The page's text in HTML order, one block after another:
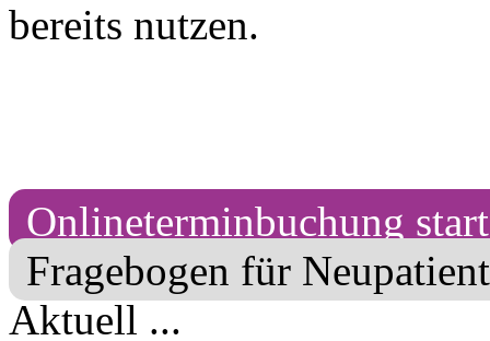
bereits nutzen.
Onlineterminbuchung
Fragebogen für
Aktuell ...